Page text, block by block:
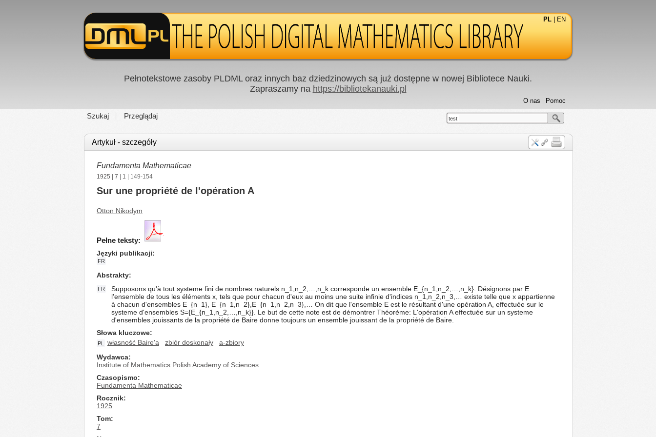
PL EN
Pełnotekstowe zasoby PLDML oraz innych baz dziedzinowych są już dostępne w nowej Bibliotece Nauki.
Zapraszamy na https://bibliotekanauki.pl
Szukaj Przeglądaj
Pomoc
O nas
test
Artykuł - szczegóły
Fundamenta Mathematicae
1925 7 1 | 149-154
Sur une propriété de l'opération A
Otton Nikodym
Pełne teksty:
Języki publikacji
FR
Abstrakty
FR
Supposons qu'à tout systeme fini de nombres naturels n_1,n_2,…,n_k corresponde un ensemble E_{n_1,n_2,…,n_k}. Désignons par E
l'ensemble de tous les éléments x, tels que pour chacun d'eux au moins une suite infinie d'indices n_1,n_2,n_3,… existe telle que x appartienne
à chacun d'ensembles E_{n_1}, E_{n_1,n_2},E_{n_1,n_2,n_3},… On dit que l'ensemble E est le résultant d'une opération A, effectuée sur le
systeme d'ensembles S={E_{n_1,n_2,…,n_k}}. Le but de cette note est de démontrer Théorème: L'opération A effectuée sur un systeme
d'ensembles jouissants de la propriété de Baire donne toujours un ensemble jouissant de la propriété de Baire.
Słowa kluczowe
PL własność Baire'a zbiór doskonały
a-zbiory
Wydawca
Institute of Mathematics Polish Academy of Sciences
Czasopismo
Fundamenta Mathematicae
Rocznik
1925
Tom
7